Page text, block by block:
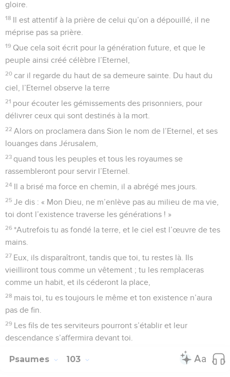
gloire.
18 Il est attentif à la prière de celui qu’on a dépouillé, il ne
méprise pas sa prière.
19 Que cela soit écrit pour la génération future, et que le
peuple ainsi créé célèbre l’Eternel,
20 car il regarde du haut de sa demeure sainte. Du haut du
ciel, l’Eternel observe la terre
21 pour écouter les gémissements des prisonniers, pour
délivrer ceux qui sont destinés à la mort.
22 Alors on proclamera dans Sion le nom de l’Eternel, et ses
louanges dans Jérusalem,
23 quand tous les peuples et tous les royaumes se
rassembleront pour servir l’Eternel.
24 Il a brisé ma force en chemin, il a abrégé mes jours.
25 Je dis : « Mon Dieu, ne m’enlève pas au milieu de ma vie,
toi dont l’existence traverse les générations ! »
26 *Autrefois tu as fondé la terre, et le ciel est l’œuvre de tes
mains.
27 Eux, ils disparaîtront, tandis que toi, tu restes là. Ils
vieilliront tous comme un vêtement ; tu les remplaceras
comme un habit, et ils céderont la place,
28 mais toi, tu es toujours le même et ton existence n’aura
pas de fin.
29 Les fils de tes serviteurs pourront s’établir et leur
descendance s’affermira devant toi.
Psaumes 103